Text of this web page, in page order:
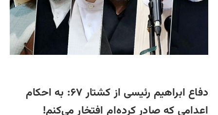
دفاع ابراهیم رئیسی از کشتار ۶۷: به احکام
اعدامی که صادر کرده‌ام افتخار می‌کنم!